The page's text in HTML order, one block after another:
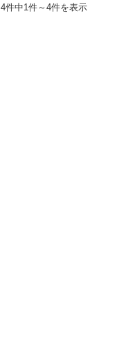
4件中1件～4件を表示